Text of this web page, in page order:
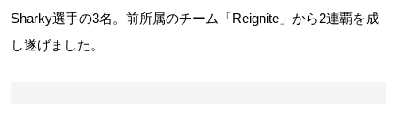
Sharky選手の3名。前所属のチーム「Reignite」から2連覇を成
し遂げました。